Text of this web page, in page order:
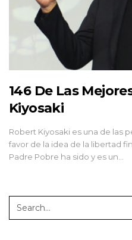
146 De Las
Kiyosaki
Robert Kiyosaki es una de las
favor de la idea de la libertad
Padre Pobre ha sido y es un…